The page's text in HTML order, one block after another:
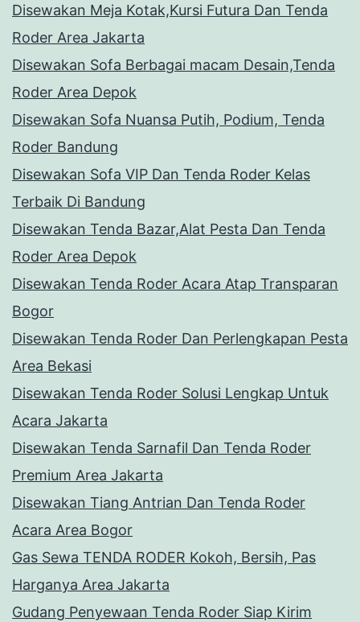
Disewakan Meja Kotak,Kursi Futura Dan Tenda
Roder Area Jakarta
Disewakan Sofa Berbagai macam Desain,Tenda
Roder Area Depok
Disewakan Sofa Nuansa Putih, Podium, Tenda
Roder Bandung
Disewakan Sofa VIP Dan Tenda Roder Kelas
Terbaik Di Bandung
Disewakan Tenda Bazar,Alat Pesta Dan Tenda
Roder Area Depok
Disewakan Tenda Roder Acara Atap Transparan
Bogor
Disewakan Tenda Roder Dan Perlengkapan Pesta
Area Bekasi
Disewakan Tenda Roder Solusi Lengkap Untuk
Acara Jakarta
Disewakan Tenda Sarnafil Dan Tenda Roder
Premium Area Jakarta
Disewakan Tiang Antrian Dan Tenda Roder
Acara Area Bogor
Gas Sewa TENDA RODER Kokoh, Bersih, Pas
Harganya Area Jakarta
Gudang Penyewaan Tenda Roder Siap Kirim